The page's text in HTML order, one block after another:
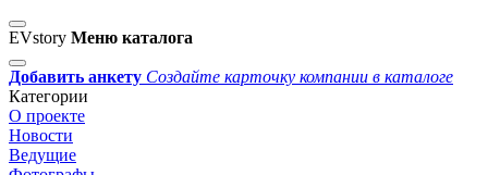
EVstory Меню каталога
Добавить анкету Создайте карточку компании в каталоге
Категории
О проекте
Новости
Ведущие